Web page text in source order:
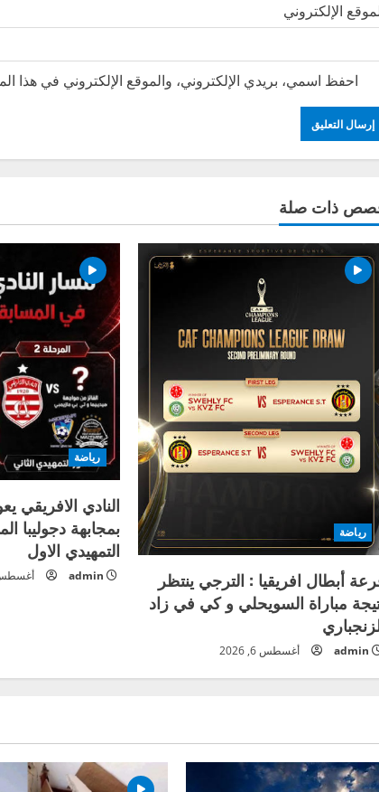
الإلكتروني
احفظ اسمي، بريدي الإلكتروني، والموقع الإلكتروني في هذا
ذات صلة
رياضة
أبطال افريقيا : الترجي ينتظر
مباراة السويحلي و كي في زاد
admin أغسطس 6, 2026
رياضة
النادي الافريقي
بمجابهة دجوليبا
التمهيدي الاول
admin أغسطس 6,